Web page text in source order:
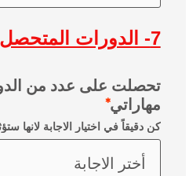
7- الدورات المتحصل عليها
تحصلت على عدد من
مهاراتي
كن دقيقاً في اختيار الاجابة لانها
أختر الاجابة